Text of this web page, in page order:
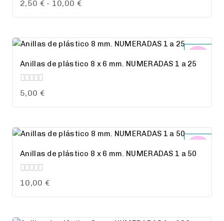
out
of
2,50 € - 10,00 €Rango
de
desde
hasta
Anillas de plástico 8 x 6 mm. NUMERADAS 1 a 25
0
out
of
5,00 €
Anillas de plástico 8 x 6 mm. NUMERADAS 1 a 50
0
of
10,00 €